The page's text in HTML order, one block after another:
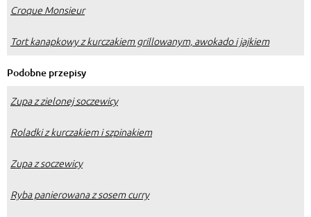
Croque Monsieur
Tort kanapkowy z kurczakiem grillowanym, awokado i jajkiem
Podobne przepisy
Zupa z zielonej soczewicy
Roladki z kurczakiem i szpinakiem
Zupa z soczewicy
Ryba panierowana z sosem curry